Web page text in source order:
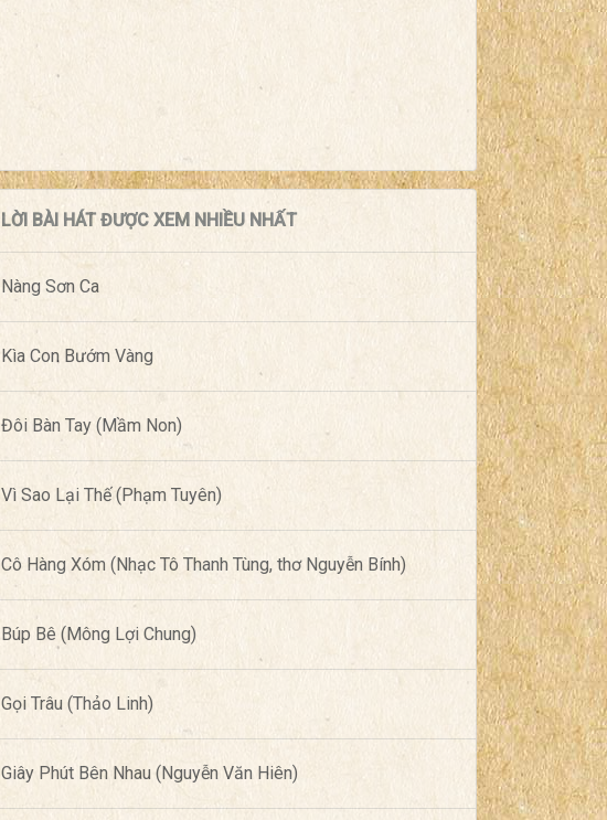
LỜI BÀI HÁT ĐƯỢC XEM NHIỀU NHẤT
Nàng Sơn Ca
Kìa Con Bướm Vàng
Đôi Bàn Tay (Mầm Non)
Vì Sao Lại Thế (Phạm Tuyên)
Cô Hàng Xóm (Nhạc Tô Thanh Tùng, thơ Nguyễn Bính)
Búp Bê (Mông Lợi Chung)
Gọi Trâu (Thảo Linh)
Giây Phút Bên Nhau (Nguyễn Văn Hiên)